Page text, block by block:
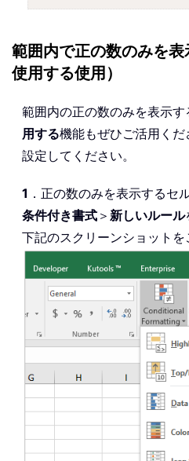
範囲内で正の数のみを
使用する使用）
範囲内の正の数のみを表示す
用する機能もぜひご活用く
設定してください。
1 ．正の数のみを表示するセ
条件付き書式 ＞ 新しいルール
下記のスクリーンショットを